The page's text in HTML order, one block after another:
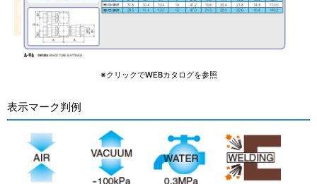
※クリックでWEBカタログを参照
表示マーク判例